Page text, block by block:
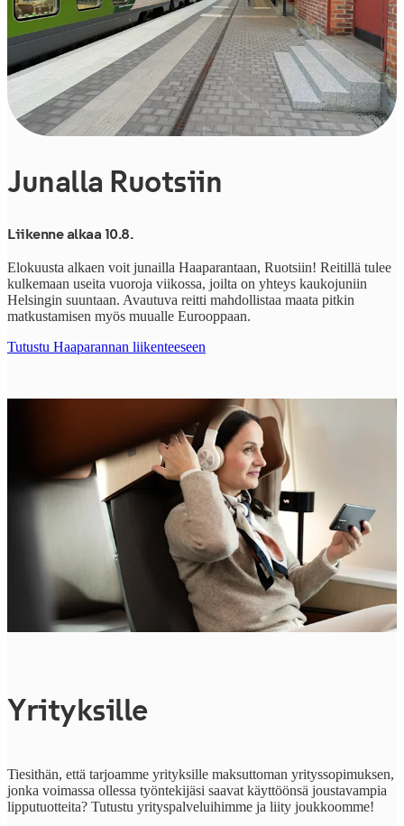
Junalla Ruotsiin
Liikenne alkaa 10.8.
Elokuusta alkaen voit junailla Haaparantaan, Ruotsiin! Reitillä tulee
kulkemaan useita vuoroja viikossa, joilta on yhteys kaukojuniin
Helsingin suuntaan. Avautuva reitti mahdollistaa maata pitkin
matkustamisen myös muualle Eurooppaan.
Tutustu Haaparannan liikenteeseen
Yrityksille
Tiesithän, että tarjoamme yrityksille maksuttoman yrityssopimuksen,
jonka voimassa ollessa työntekijäsi saavat käyttöönsä joustavampia
lipputuotteita? Tutustu yrityspalveluihimme ja liity joukkoomme!